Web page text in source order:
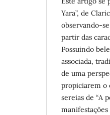
Yara”, de
observando-
partir das
Possuindo
associada,
de uma
propiciarem o
sereias de “A